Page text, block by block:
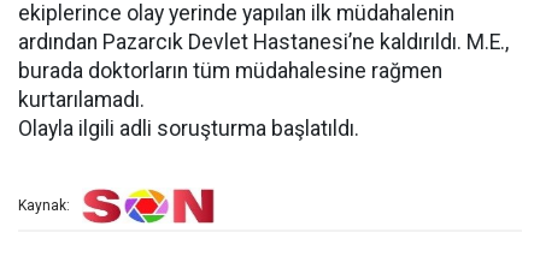
ekiplerince olay yerinde yapılan ilk müdahalenin
ardından Pazarcık Devlet Hastanesi’ne kaldırıldı. M.E.,
burada doktorların tüm müdahalesine rağmen
kurtarılamadı.
Olayla ilgili adli soruşturma başlatıldı.
Kaynak: